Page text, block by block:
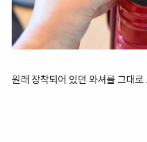
원래 장착되어 있던 와셔를 그대로